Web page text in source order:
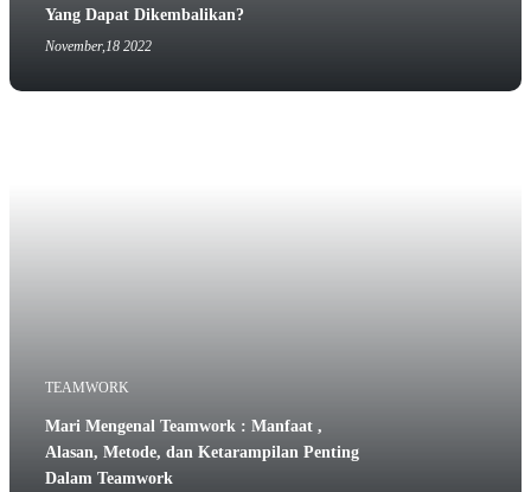
Yang Dapat Dikembalikan?
November,18 2022
TEAMWORK
Mari Mengenal Teamwork : Manfaat ,
Alasan, Metode, dan Ketarampilan Penting
Dalam Teamwork